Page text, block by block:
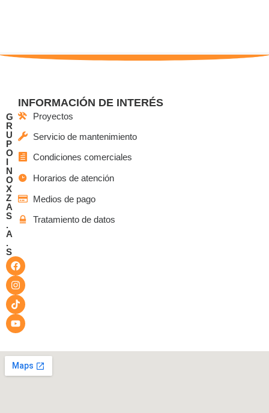
G
R
U
P
O
I
N
O
X
Z
A
S
.
A
.
S
INFORMACIÓN DE INTERÉS
Proyectos
Servicio de mantenimiento
Condiciones comerciales
Horarios de atención
Medios de pago
Tratamiento de datos